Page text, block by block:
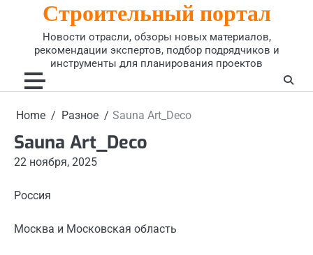
Строительный портал
Новости отрасли, обзоры новых материалов,
рекомендации экспертов, подбор подрядчиков и
инструменты для планирования проектов
Home Разное Sauna Art_Deco
Sauna Art_Deco
22 ноября, 2025
Россия
Москва и Московская область